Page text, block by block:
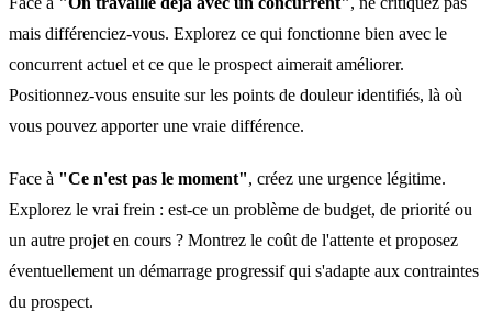
mais différenciez-vous. Explorez ce qui fonctionne bien avec le
concurrent actuel et ce que le prospect aimerait améliorer.
Positionnez-vous ensuite sur les points de douleur identifiés, là où
vous pouvez apporter une vraie différence.
Face à "Ce n'est pas le moment", créez une urgence légitime.
Explorez le vrai frein : est-ce un problème de budget, de priorité ou
un autre projet en cours ? Montrez le coût de l'attente et proposez
éventuellement un démarrage progressif qui s'adapte aux contraintes
du prospect.